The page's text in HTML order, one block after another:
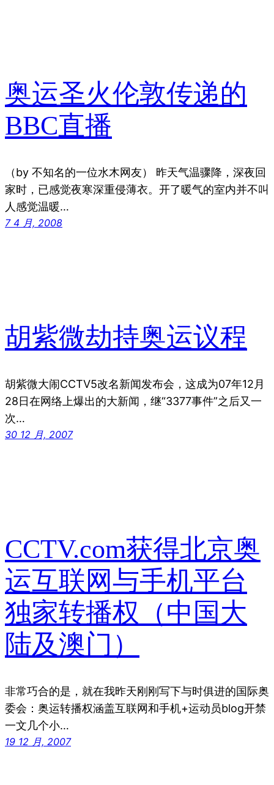
奥运圣火伦敦传递的
BBC直播
（by 不知名的一位水木网友） 昨天气温骤降，深夜回
家时，已感觉夜寒深重侵薄衣。开了暖气的室内并不叫
人感觉温暖…
7 4 月, 2008
胡紫微劫持奥运议程
胡紫微大闹CCTV5改名新闻发布会，这成为07年12月
28日在网络上爆出的大新闻，继“3377事件”之后又一
次…
30 12 月, 2007
CCTV.com获得北京奥
运互联网与手机平台
独家转播权（中国大
陆及澳门）
非常巧合的是，就在我昨天刚刚写下与时俱进的国际奥
委会：奥运转播权涵盖互联网和手机+运动员blog开禁
一文几个小…
19 12 月, 2007